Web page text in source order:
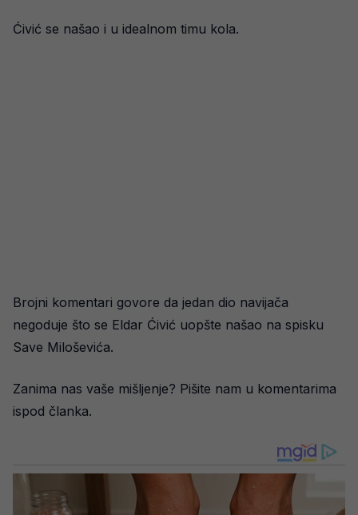
Ćivić se našao i u idealnom timu kola.
Brojni komentari govore da jedan dio navijača
negoduje što se Eldar Ćivić uopšte našao na spisku
Save Miloševića.
Zanima nas vaše mišljenje? Pišite nam u komentarima
ispod članka.